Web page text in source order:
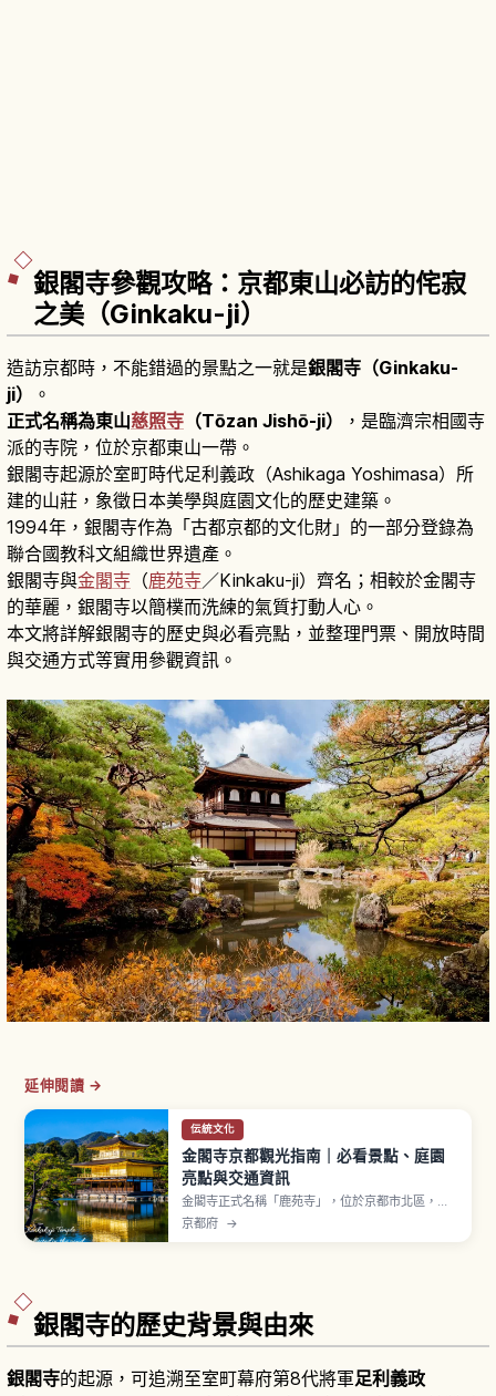
銀閣寺參觀攻略：京都東山必訪的侘寂
之美（Ginkaku-ji）
造訪京都時，不能錯過的景點之一就是銀閣寺（Ginkaku-
ji）
。
正式名稱為東山慈照寺 （Tōzan Jishō-ji）
，是臨濟宗相國寺
派的寺院，位於京都東山一帶。
銀閣寺起源於室町時代足利義政（Ashikaga Yoshimasa）所
建的山莊，象徵日本美學與庭園文化的歷史建築。
1994年，銀閣寺作為「古都京都的文化財」的一部分登錄為
聯合國教科文組織世界遺產。
銀閣寺與金閣寺 （鹿苑寺／Kinkaku-ji）齊名；相較於金閣寺
的華麗，銀閣寺以簡樸而洗練的氣質打動人心。
本文將詳解銀閣寺的歷史與必看亮點，並整理門票、開放時間
與交通方式等實用參觀資訊。
延伸閱讀 →
伝統文化
金閣寺京都觀光指南｜必看景點、庭園
亮點與交通資訊
金閣寺正式名稱「鹿苑寺」，位於京都市北區，相
傳室町時代足利義滿營建北山殿並建立覆以金箔的
三層樓閣「舍利殿」（通稱金閣）。1994年登錄世
京都府 →
銀閣寺的歷史背景與由來
銀閣寺的起源，可追溯至室町幕府第8代將軍足利義政